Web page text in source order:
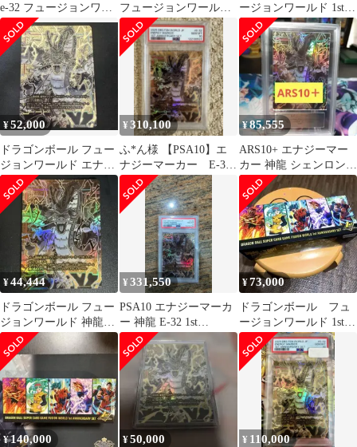
e-32 フュージョンワー
ルド
フュージョンワールド
1st アニバーサリーセッ
ト 神龍
ージョンワールド 1st
アニバ 神龍 PSA10
¥52,000
ドラゴンボール フュー
ジョンワールド エナジ
ーマーカー 神龍
¥310,100
ふ*ん様 【PSA10】エ
ナジーマーカー E-32
神龍
¥85,555
ARS10+ エナジーマー
カー 神龍 シェンロン
Energy Marker.
¥44,444
ドラゴンボール フュー
ジョンワールド 神龍
エナジーマーカー
¥331,550
PSA10 エナジーマーカ
ー 神龍 E-32 1st
Anniversary
¥73,000
ドラゴンボール フュ
ージョンワールド 1st
アニバーサリーセット
¥140,000 ¥50,000 ¥ 110,000